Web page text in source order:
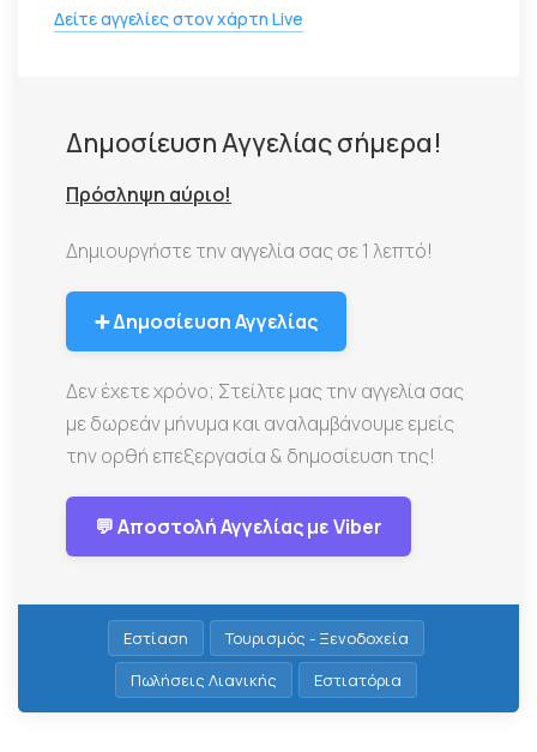
Δείτε αγγελίες στον χάρτη Live
Δημοσίευση Αγγελίας σήμερα!
Πρόσληψη αύριο!
Δημιουργήστε την αγγελία σας σε 1 λεπτό!
➕ Δημοσίευση Αγγελίας
Δεν έχετε χρόνο; Στείλτε μας την αγγελία σας
με δωρεάν μήνυμα και αναλαμβάνουμε εμείς
την ορθή επεξεργασία & δημοσίευση της!
💬 Αποστολή Αγγελίας με Viber
Εστίαση
Τουρισμός - Ξενοδοχεία
Πωλήσεις Λιανικής
Εστιατόρια